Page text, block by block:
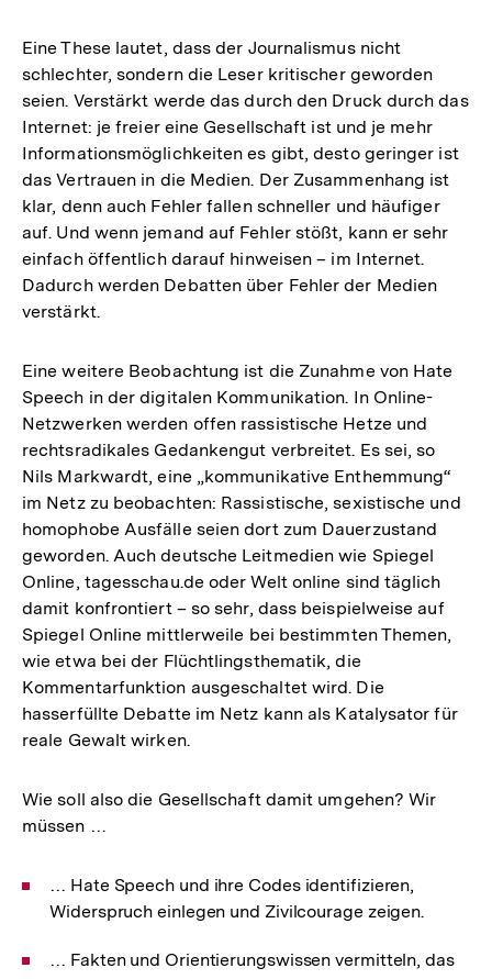
Eine These lautet, dass der Journalismus nicht
schlechter, sondern die Leser kritischer geworden
seien. Verstärkt werde das durch den Druck durch das
Internet: je freier eine Gesellschaft ist und je mehr
Informationsmöglichkeiten es gibt, desto geringer ist
das Vertrauen in die Medien. Der Zusammenhang ist
klar, denn auch Fehler fallen schneller und häufiger
auf. Und wenn jemand auf Fehler stößt, kann er sehr
einfach öffentlich darauf hinweisen – im Internet.
Dadurch werden Debatten über Fehler der Medien
verstärkt.
Eine weitere Beobachtung ist die Zunahme von Hate
Speech in der digitalen Kommunikation. In Online-
Netzwerken werden offen rassistische Hetze und
rechtsradikales Gedankengut verbreitet. Es sei, so
Nils Markwardt, eine „kommunikative Enthemmung“
im Netz zu beobachten: Rassistische, sexistische und
homophobe Ausfälle seien dort zum Dauerzustand
geworden. Auch deutsche Leitmedien wie Spiegel
Online, tagesschau.de oder Welt online sind täglich
damit konfrontiert – so sehr, dass beispielweise auf
Spiegel Online mittlerweile bei bestimmten Themen,
wie etwa bei der Flüchtlingsthematik, die
Kommentarfunktion ausgeschaltet wird. Die
hasserfüllte Debatte im Netz kann als Katalysator für
reale Gewalt wirken.
Wie soll also die Gesellschaft damit umgehen? Wir
müssen …
… Hate Speech und ihre Codes identifizieren,
Widerspruch einlegen und Zivilcourage zeigen.
… Fakten und Orientierungswissen vermitteln, das